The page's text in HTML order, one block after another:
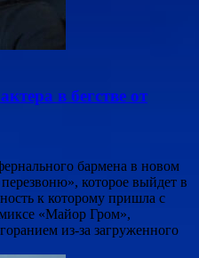
в бегстве от
бармена в новом
которое выйдет в
к которому пришла с
«Майор Гром»,
из-за загруженного